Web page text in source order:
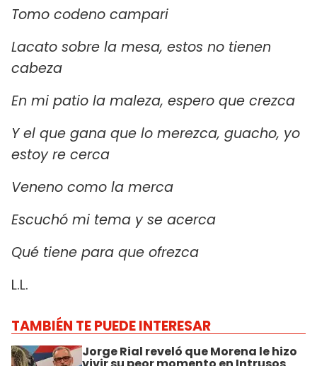
Tomo codeno campari
Lacato sobre la mesa, estos no tienen
cabeza
En mi patio la maleza, espero que crezca
Y el que gana que lo merezca, guacho, yo
estoy re cerca
Veneno como la merca
Escuchó mi tema y se acerca
Qué tiene para que ofrezca
L.L.
TAMBIÉN TE PUEDE INTERESAR
Jorge Rial reveló que Morena le hizo